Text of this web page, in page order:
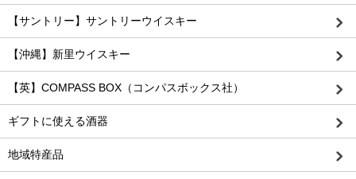
【サントリー】サントリーウイスキー
【沖縄】新里ウイスキー
【英】COMPASS BOX（コンパスボックス社）
ギフトに使える酒器
地域特産品